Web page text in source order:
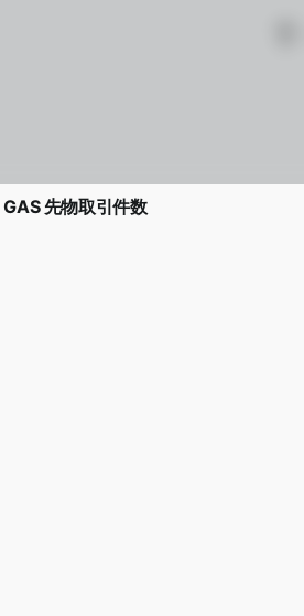
GAS 先物取引件数